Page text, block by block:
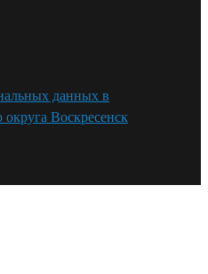
данных в
Воскресенск